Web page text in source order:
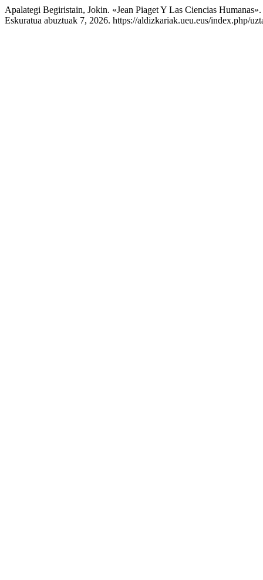
Apalategi Begiristain, Jokin. «Jean Piaget Y Las Ciencias Humanas».
Eskuratua abuztuak 7, 2026. https://aldizkariak.ueu.eus/index.php/